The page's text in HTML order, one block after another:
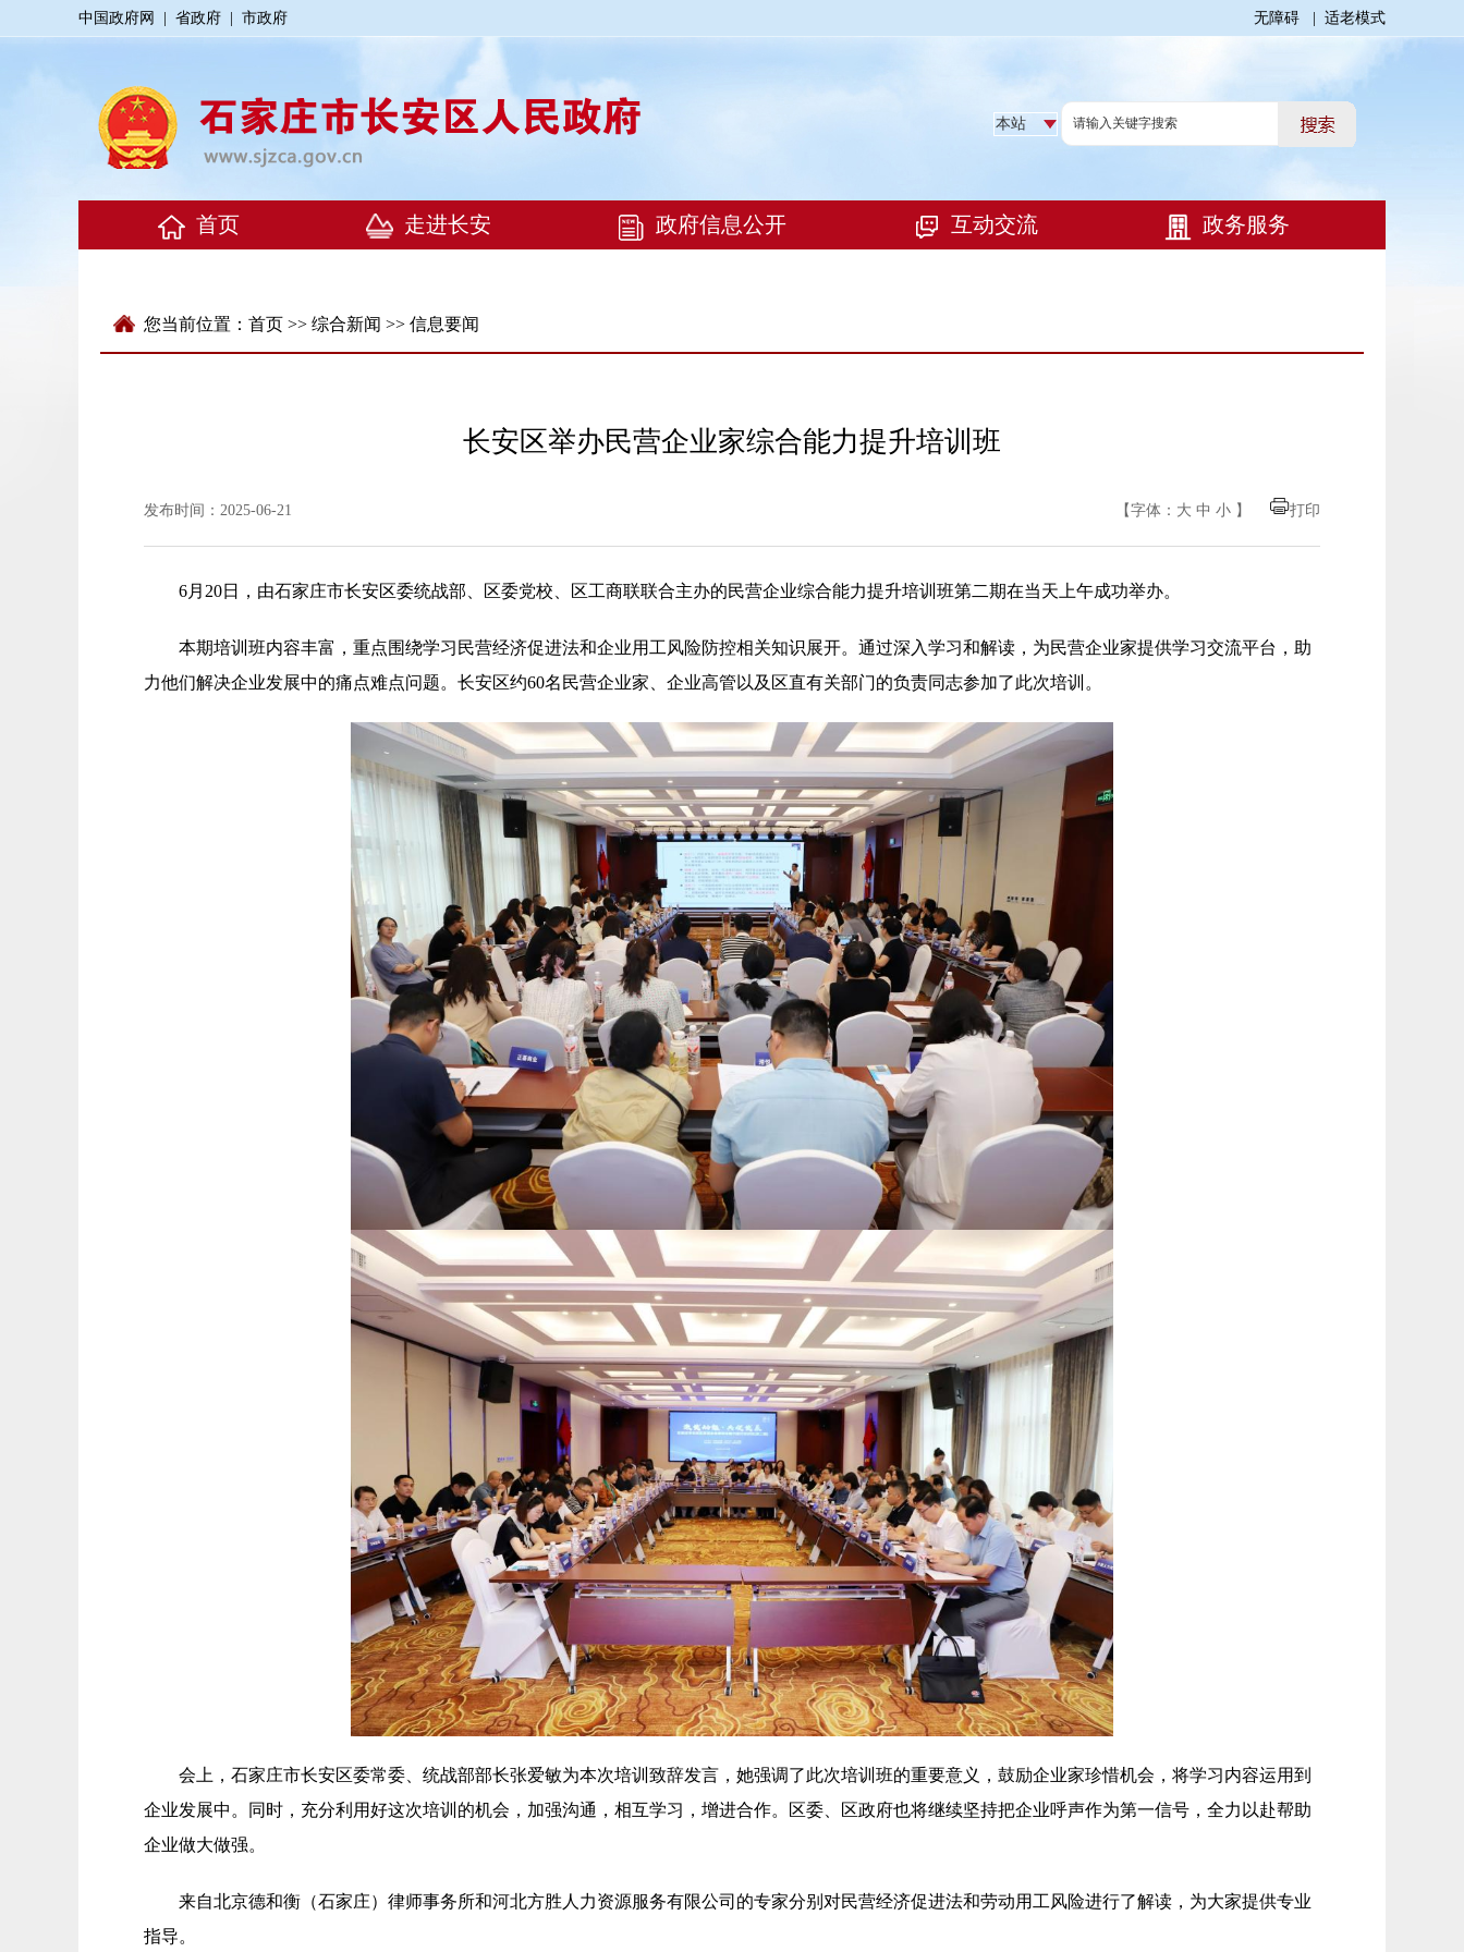
中国政府网 省政府 市政府 无障碍 适老模式
您当前位置： 首页 >> 综合新闻 >> 信息要闻
长安区举办民营企业家综合能力提升培训班
发布时间：2025-06-21 【字体： 大 中 小 】 打印
6月20日，由石家庄市长安区委统战部、区委党校、区工商联联合主办的民营企业综合能力提升培训班第二期在当天上午成功举办。
本期培训班内容丰富，重点围绕学习民营经济促进法和企业用工风险防控相关知识展开。通过深入学习和解读，为民营企业家提供学习交流平台，助
力他们解决企业发展中的痛点难点问题。长安区约60名民营企业家、企业高管以及区直有关部门的负责同志参加了此次培训。
会上，石家庄市长安区委常委、统战部部长张爱敏为本次培训致辞发言，她强调了此次培训班的重要意义，鼓励企业家珍惜机会，将学习内容运用到
企业发展中。同时，充分利用好这次培训的机会，加强沟通，相互学习，增进合作。区委、区政府也将继续坚持把企业呼声作为第一信号，全力以赴帮助
企业做大做强。
来自北京德和衡（石家庄）律师事务所和河北方胜人力资源服务有限公司的专家分别对民营经济促进法和劳动用工风险进行了解读，为大家提供专业
指导。